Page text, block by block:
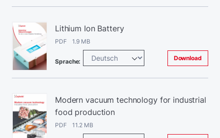
Lithium Ion Battery
PDF 1.9 MB
Sprache: Download
Modern vacuum technology for industrial
food production
PDF 11.2 MB